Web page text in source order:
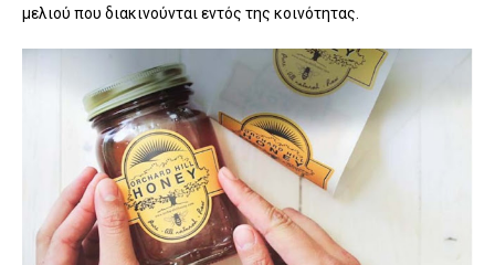
μελιού που διακινούνται εντός της κοινότητας.